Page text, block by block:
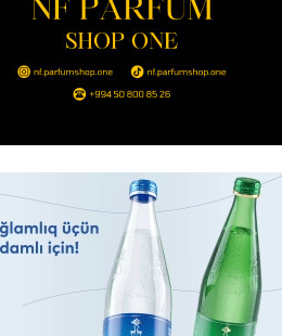
musiqi terapevti
unudulmaz sənət gecəsinə
atdı – FOTO
Hacıyev: Azərbaycan ərazisini
qarşı istifadəyə imkan
86